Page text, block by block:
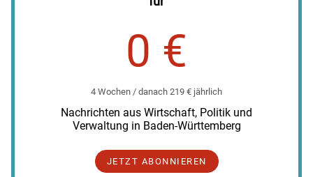
0 €
4 Wochen / danach 219 € jährlich
Nachrichten aus Wirtschaft, Politik und
Verwaltung in Baden-Württemberg
JETZT ABONNIEREN